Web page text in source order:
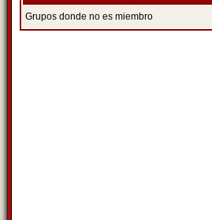
Grupos donde no es miembro